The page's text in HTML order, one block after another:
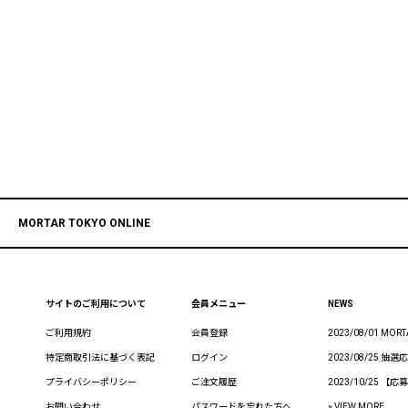
MORTAR TOKYO ONLINE
サイトのご利用について
ご利用規約
特定商取引法に基づく表記
プライバシーポリシー
会員メニュー
会員登録
ログイン
ご注文履歴
NEWS
2023/08/01
2023/08/25 抽選応
2023/10/25 【応募